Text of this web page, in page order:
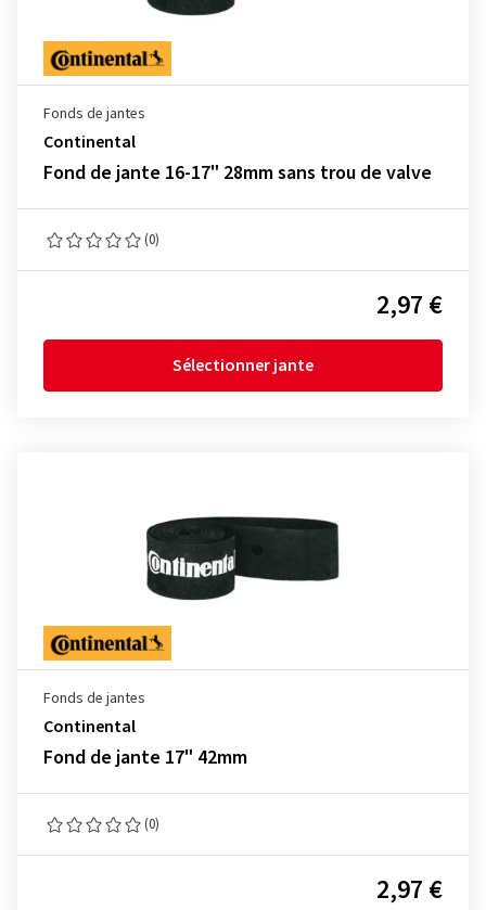
Fonds de jantes
Continental
Fond de jante 16-17" 28mm sans trou de valve
(0)
2,97 €
Sélectionner jante
Fonds de jantes
Continental
Fond de jante 17" 42mm
(0)
2,97 €